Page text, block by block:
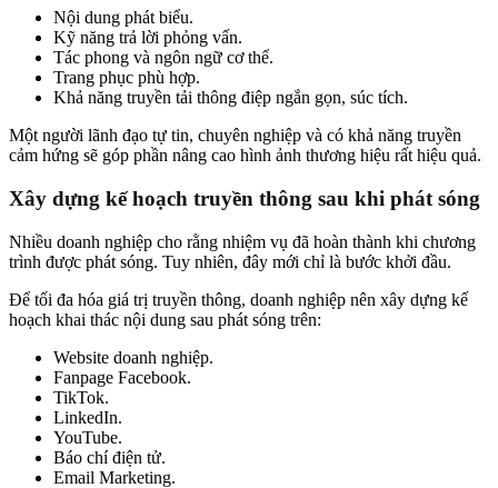
Nội dung phát biểu.
Kỹ năng trả lời phỏng vấn.
Tác phong và ngôn ngữ cơ thể.
Trang phục phù hợp.
Khả năng truyền tải thông điệp ngắn gọn, súc tích.
Một người lãnh đạo tự tin, chuyên nghiệp và có khả năng truyền
cảm hứng sẽ góp phần nâng cao hình ảnh thương hiệu rất hiệu quả.
Xây dựng kế hoạch truyền thông sau khi phát sóng
Nhiều doanh nghiệp cho rằng nhiệm vụ đã hoàn thành khi chương
trình được phát sóng. Tuy nhiên, đây mới chỉ là bước khởi đầu.
Để tối đa hóa giá trị truyền thông, doanh nghiệp nên xây dựng kế
hoạch khai thác nội dung sau phát sóng trên:
Website doanh nghiệp.
Fanpage Facebook.
TikTok.
LinkedIn.
YouTube.
Báo chí điện tử.
Email Marketing.